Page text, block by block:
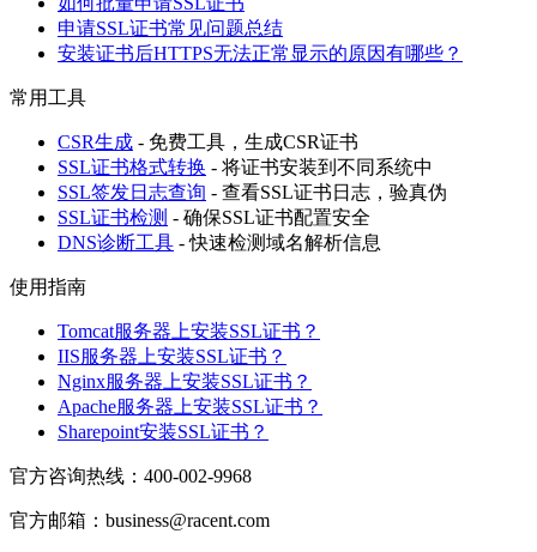
申请SSL证书常见问题总结
安装证书后HTTPS无法正常显示的原因有哪些？
常用工具
CSR生成 - 免费工具，生成CSR证书
SSL证书格式转换 - 将证书安装到不同系统中
SSL签发日志查询 - 查看SSL证书日志，验真伪
SSL证书检测 - 确保SSL证书配置安全
DNS诊断工具 - 快速检测域名解析信息
使用指南
Tomcat服务器上安装SSL证书？
IIS服务器上安装SSL证书？
Nginx服务器上安装SSL证书？
Apache服务器上安装SSL证书？
Sharepoint安装SSL证书？
官方咨询热线：400-002-9968
官方邮箱：business@racent.com